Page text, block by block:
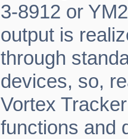
3-8912 or
output is
through
devices, so,
Vortex
functions and